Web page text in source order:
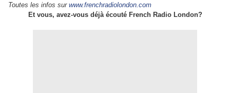
Toutes les infos sur www.frenchradiolondon.com
Et vous, avez-vous déjà écouté French Radio London?